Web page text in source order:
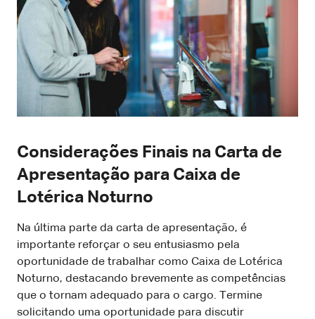
Considerações Finais na Carta de
Apresentação para Caixa de
Lotérica Noturno
Na última parte da carta de apresentação, é
importante reforçar o seu entusiasmo pela
oportunidade de trabalhar como Caixa de Lotérica
Noturno, destacando brevemente as competências
que o tornam adequado para o cargo. Termine
solicitando uma oportunidade para discutir